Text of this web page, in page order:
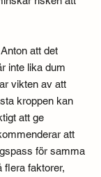
att det
inte lika dum
vikten av att
kroppen kan
att ge
att
för samma
flera faktorer,